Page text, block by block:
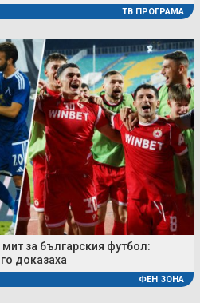
ТВ ПРОГРАМА
за българския футбол:
доказаха
ФЕН ЗОНА